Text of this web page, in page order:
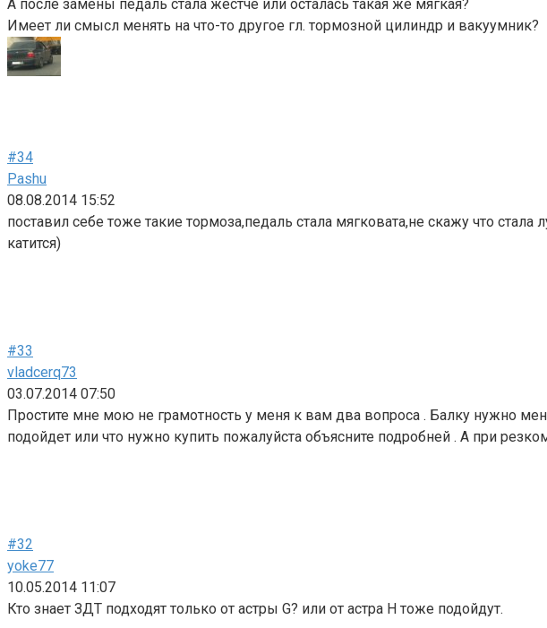
А после замены педаль стала жестче или осталась такая же мягкая?
Имеет ли смысл менять на что-то другое гл. тормозной цилиндр и вакуумник?
#34
Pashu
08.08.2014 15:52
поставил себе тоже такие тормоза,педаль стала мягковата,не скажу что
катится)
#33
vladcerq73
03.07.2014 07:50
Простите мне мою не грамотность у меня к вам два вопроса . Балку нужно
подойдет или что нужно купить пожалуйста объясните подробней . А при
#32
yoke77
10.05.2014 11:07
Кто знает ЗДТ подходят только от астры G? или от астра H тоже подойдут.